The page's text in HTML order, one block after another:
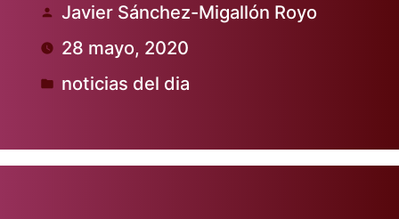
Publicado
por
Javier Sánchez-Migallón Royo
28 mayo, 2020
Publicado
noticias del dia